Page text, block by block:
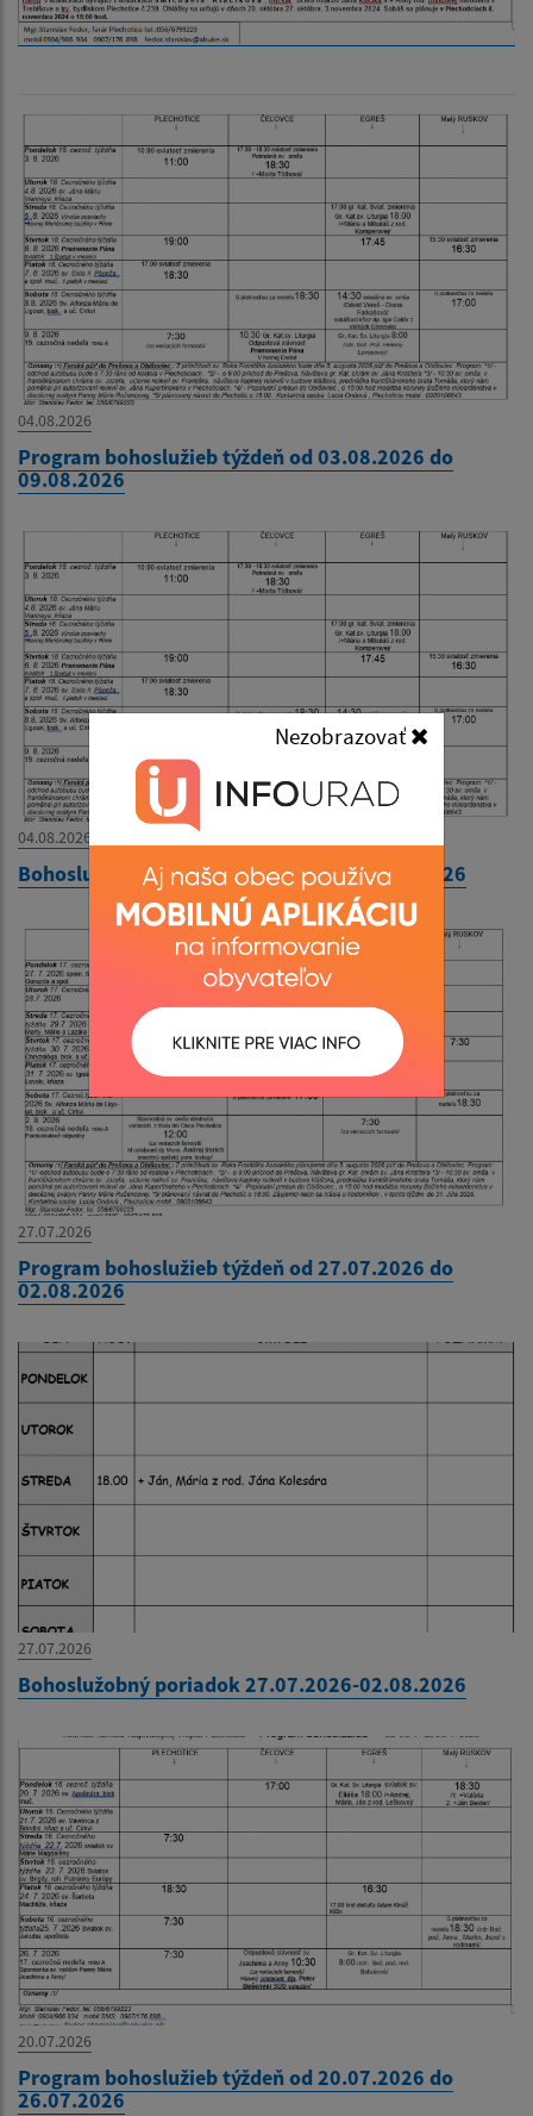
Nezobrazovať
04.08.2026
Program bohoslužieb týždeň od 03.08.2026 do
09.08.2026
04.08.2026
Bohoslužobný poriadok 03.08.2026-09.08.2026
27.07.2026
Program bohoslužieb týždeň od 27.07.2026 do
02.08.2026
27.07.2026
Bohoslužobný poriadok 27.07.2026-02.08.2026
20.07.2026
Program bohoslužieb týždeň od 20.07.2026 do
26.07.2026